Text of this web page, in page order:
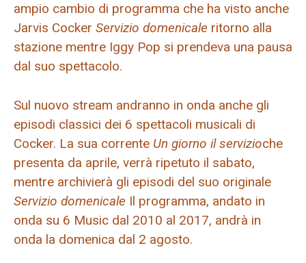
ampio cambio di programma che ha visto anche
Jarvis Cocker Servizio domenicale ritorno alla
stazione mentre Iggy Pop si prendeva una pausa
dal suo spettacolo.
Sul nuovo stream andranno in onda anche gli
episodi classici dei 6 spettacoli musicali di
Cocker. La sua corrente Un giorno il servizioche
presenta da aprile, verrà ripetuto il sabato,
mentre archivierà gli episodi del suo originale
Servizio domenicale Il programma, andato in
onda su 6 Music dal 2010 al 2017, andrà in
onda la domenica dal 2 agosto.